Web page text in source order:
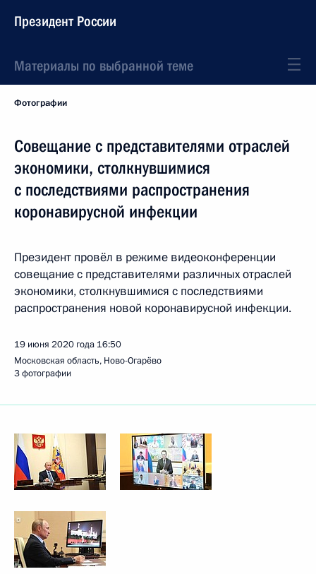
Президент России
Материалы по выбранной теме
Фотографии
Совещание с представителями отраслей
экономики, столкнувшимися
с последствиями распространения
коронавирусной инфекции
Президент провёл в режиме видеоконференции
совещание с представителями различных отраслей
экономики, столкнувшимися с последствиями
распространения новой коронавирусной инфекции.
19 июня 2020 года 16:50
Московская область, Ново-Огарёво
3 фотографии